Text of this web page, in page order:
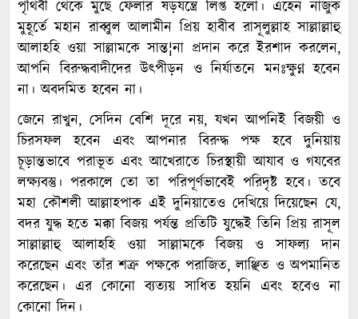
পৃথিবী থেকে মুছে ফেলার ষড়যন্ত্রে লিপ্ত হলো। এহেন নাজুক
মুহূর্তে মহান রাব্বুল আলামীন প্রিয় হাবীব রাসূলুল্লাহ সাল্লাল্লাহু
আলাহহি ওয়া সাল্লামকে সান্ত¦না প্রদান করে ইরশাদ করলেন,
আপনি বিরুদ্ধবাদীদের উৎপীড়ন ও নির্যাতনে মনঃক্ষুণ্ন হবেন
না। অবদমিত হবেন না।
জেনে রাখুন, সেদিন বেশি দূরে নয়, যখন আপনিই বিজয়ী ও
চিরসফল হবেন এবং আপনার বিরুদ্ধ পক্ষ হবে দুনিয়ায়
চূড়ান্তভাবে পরাভূত এবং আখেরাতে চিরস্থায়ী আযাব ও গযবের
লক্ষ্যবস্তু। পরকালে তো তা পরিপূর্ণভাবেই পরিদৃষ্ট হবে। তবে
মহা কৌশলী আল্লাহপাক এই দুনিয়াতেও দেখিয়ে দিয়েছেন যে,
বদর যুদ্ধ হতে মক্কা বিজয় পর্যন্ত প্রতিটি যুদ্ধেই তিনি প্রিয় রাসূল
সাল্লাল্লাহু আলাহহি ওয়া সাল্লামকে বিজয় ও সাফল্য দান
করেছেন এবং তাঁর শত্রু পক্ষকে পরাজিত, লাঞ্ছিত ও অপমানিত
করেছেন। এর কোনো ব্যত্যয় সাধিত হয়নি এবং হবেও না
কোনো দিন।